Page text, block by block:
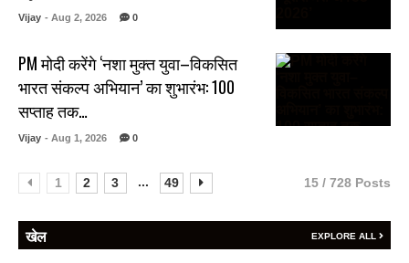
Vijay - Aug 2, 2026 0
PM मोदी करेंगे ‘नशा मुक्त युवा–विकसित
भारत संकल्प अभियान’ का शुभारंभ: 100
सप्ताह तक…
Vijay - Aug 1, 2026 0
1 2 3 ... 49 15 / 728 Posts
खेल EXPLORE ALL